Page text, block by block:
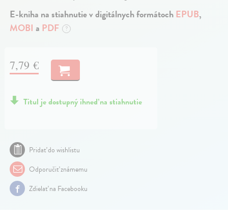
E-kniha na stiahnutie v digitálnych formátochEPUB,
MOBI a PDF ?
7,79 €
Titul je dostupný ihneď na stiahnutie
Pridať do wishlistu
Odporučiť známemu
Zdielať na Facebooku